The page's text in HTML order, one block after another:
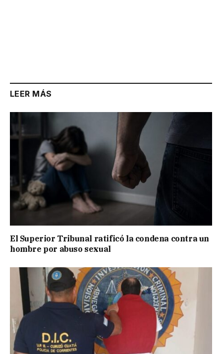
LEER MÁS
El Superior Tribunal ratificó la condena contra un
hombre por abuso sexual